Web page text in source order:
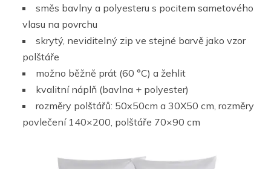
směs bavlny a polyesteru s pocitem sametového
vlasu na povrchu
skrytý, neviditelný zip ve stejné barvě jako vzor
polštáře
možno běžně prát (60 °C) a žehlit
kvalitní náplň (bavlna + polyester)
rozměry polštářů: 50x50cm a 30X50 cm, rozměry
povlečení 140×200, polštáře 70×90 cm